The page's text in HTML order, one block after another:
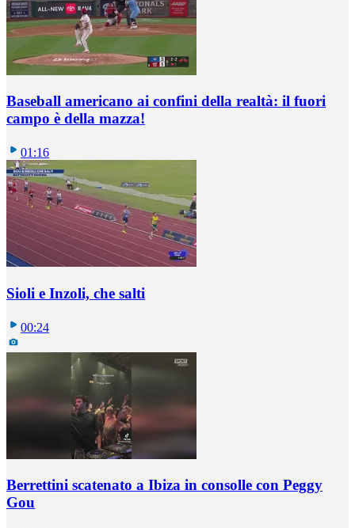
Baseball americano ai confini della realtà: il fuori
campo è della mazza!
01:16
Sioli e Inzoli, che salti
00:24
Berrettini scatenato a Ibiza in consolle con Peggy
Gou